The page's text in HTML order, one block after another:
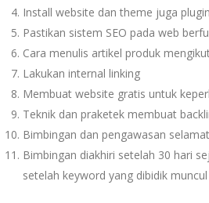
Install website dan theme juga
Pastikan sistem SEO pada web
Cara menulis artikel produk
Lakukan internal linking
Membuat website gratis untuk
Teknik dan praketek membuat
Bimbingan dan pengawasan
Bimbingan diakhiri setelah 30 hari
setelah keyword yang dibidik